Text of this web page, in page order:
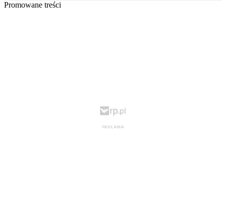
Promowane treści